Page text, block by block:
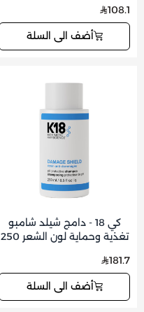
108.1
أضف الى السلة
كي 18 - دامج شيلد شامبو
تغذية وحماية لون الشعر 250
181.7
أضف الى السلة